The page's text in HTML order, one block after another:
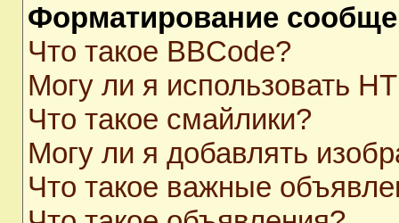
Форматирование
Что такое BBCode?
Могу ли я использовать
Что такое смайлики?
Могу ли я добавлять
Что такое важные